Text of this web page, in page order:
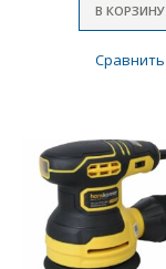
В КОРЗИНУ
Сравнить